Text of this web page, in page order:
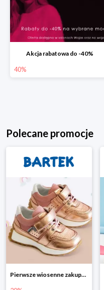
Akcja rabatowa do -40%
40%
Polecane promocje
Pierwsze wiosenne zakupy -20%